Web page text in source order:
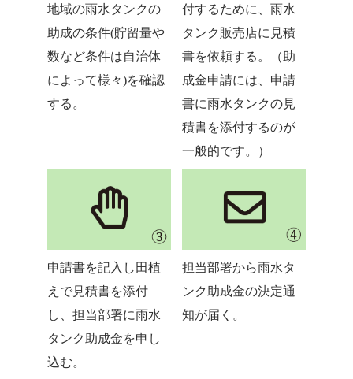
地域の雨水タンクの
助成の条件(貯留量や
数など条件は自治体
によって様々)を確認
する。
付するために、雨水
タンク販売店に見積
書を依頼する。（助
成金申請には、申請
書に雨水タンクの見
積書を添付するのが
一般的です。）
申請書を記入し田植
えで見積書を添付
し、担当部署に雨水
タンク助成金を申し
込む。
担当部署から雨水タ
ンク助成金の決定通
知が届く。